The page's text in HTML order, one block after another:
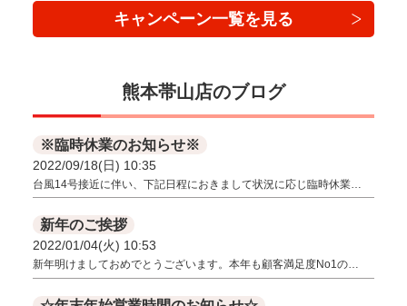
キャンペーン一覧を見る
熊本帯山店のブログ
※臨時休業のお知らせ※
2022/09/18(日) 10:35
台風14号接近に伴い、下記日程におきまして状況に応じ臨時休業…
新年のご挨拶
2022/01/04(火) 10:53
新年明けましておめでとうございます。本年も顧客満足度No1の…